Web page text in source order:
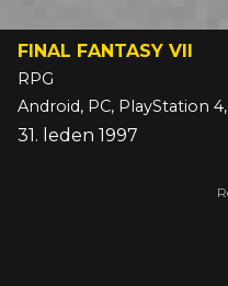
FINAL FANTASY VII
RPG
Android, PC, PlayStation
31. leden 1997